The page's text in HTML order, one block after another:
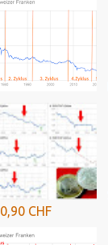
0,90 CHF